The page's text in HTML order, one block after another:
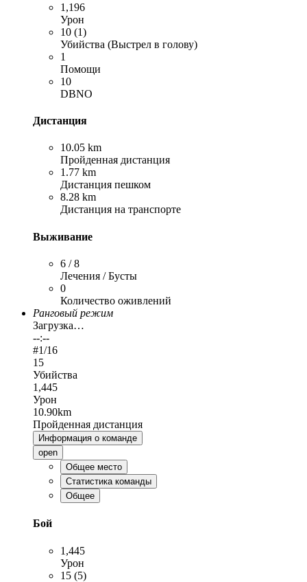
1,196
Урон
10 (1)
Убийства (Выстрел в голову)
1
Помощи
10
DBNO
Дистанция
10.05 km
Пройденная дистанция
1.77 km
Дистанция пешком
8.28 km
Дистанция на транспорте
Выживание
6 / 8
Лечения / Бусты
0
Количество оживлений
Ранговый режим
Загрузка…
--:--
#1/16
15
Убийства
1,445
Урон
10.90km
Пройденная дистанция
Информация о команде
open
Общее место
Статистика команды
Общее
Бой
1,445
Урон
15 (5)